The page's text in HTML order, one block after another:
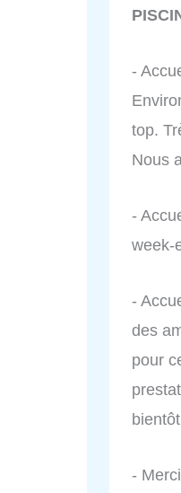
-
top.
Nous
-
week-
-
des
pour
-